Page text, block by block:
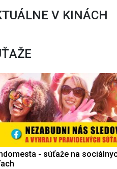
V KINÁCH
- súťaže na